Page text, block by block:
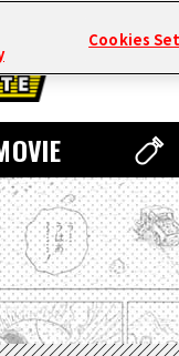
Cookies